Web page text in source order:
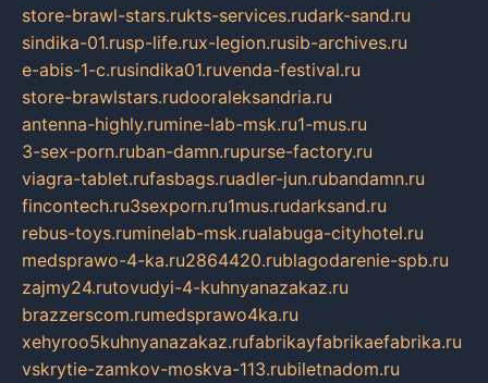
store-brawl-stars.rukts-services.rudark-sand.ru
sindika-01.rusp-life.rux-legion.rusib-archives.ru
e-abis-1-c.rusindika01.ruvenda-festival.ru
store-brawlstars.rudooraleksandria.ru
antenna-highly.rumine-lab-msk.ru1-mus.ru
3-sex-porn.ruban-damn.rupurse-factory.ru
viagra-tablet.rufasbags.ruadler-jun.rubandamn.ru
fincontech.ru3sexporn.ru1mus.rudarksand.ru
rebus-toys.ruminelab-msk.rualabuga-cityhotel.ru
medsprawo-4-ka.ru2864420.rublagodarenie-spb.ru
zajmy24.rutovudyi-4-kuhnyanazakaz.ru
brazzerscom.rumedsprawo4ka.ru
xehyroo5kuhnyanazakaz.rufabrikayfabrikaefabrika.ru
vskrytie-zamkov-moskva-113.rubiletnadom.ru